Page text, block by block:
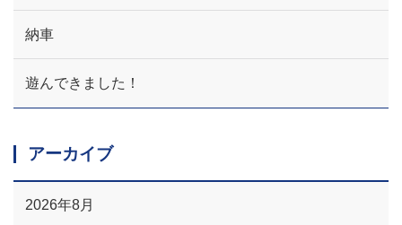
納車
遊んできました！
アーカイブ
2026年8月